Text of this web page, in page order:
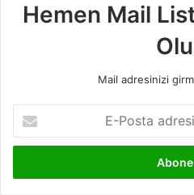
Hemen Mail
Mail adresinizi
Posta
adresinizi